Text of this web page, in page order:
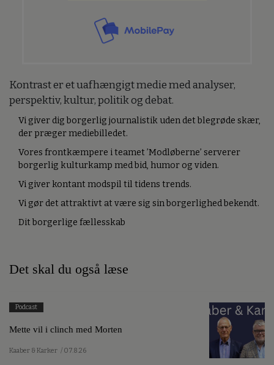
Kontrast er et uafhængigt medie med analyser,
perspektiv, kultur, politik og debat.
Vi giver dig borgerlig journalistik uden det blegrøde skær,
der præger mediebilledet.
Vores frontkæmpere i teamet ’Modløberne’ serverer
borgerlig kulturkamp med bid, humor og viden.
Vi giver kontant modspil til tidens trends.
Vi gør det attraktivt at være sig sin borgerlighed bekendt.
Dit borgerlige fællesskab
Det skal du også læse
Podcast
Mette vil i clinch med Morten
Kaaber & Karker / 07.8.26